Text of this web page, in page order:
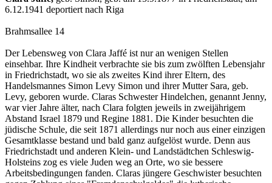
6.12.1941 deportiert nach Riga
Brahmsallee 14
Der Lebensweg von Clara Jaffé ist nur an wenigen Stellen
einsehbar. Ihre Kindheit verbrachte sie bis zum zwölften Lebensjahr
in Friedrichstadt, wo sie als zweites Kind ihrer Eltern, des
Handelsmannes Simon Levy Simon und ihrer Mutter Sara, geb.
Levy, geboren wurde. Claras Schwester Hindelchen, genannt Jenny,
war vier Jahre älter, nach Clara folgten jeweils in zweijährigem
Abstand Israel 1879 und Regine 1881. Die Kinder besuchten die
jüdische Schule, die seit 1871 allerdings nur noch aus einer einzigen
Gesamtklasse bestand und bald ganz aufgelöst wurde. Denn aus
Friedrichstadt und anderen Klein- und Landstädtchen Schleswig-
Holsteins zog es viele Juden weg an Orte, wo sie bessere
Arbeitsbedingungen fanden. Claras jüngere Geschwister besuchten